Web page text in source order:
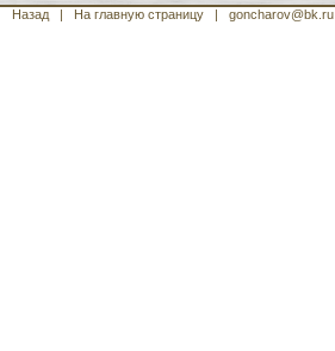
Назад | На главную страницу | goncharov@bk.ru